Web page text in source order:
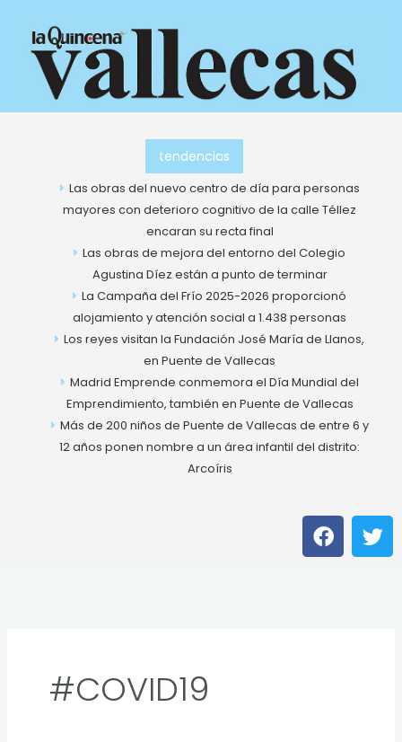
contenido
tendencias
Las obras del nuevo centro de día para personas
mayores con deterioro cognitivo de la calle Téllez
encaran su recta final
Las obras de mejora del entorno del Colegio
Agustina Díez están a punto de terminar
La Campaña del Frío 2025-2026 proporcionó
alojamiento y atención social a 1.438 personas
Los reyes visitan la Fundación José María de Llanos,
en Puente de Vallecas
Madrid Emprende conmemora el Día Mundial del
Emprendimiento, también en Puente de Vallecas
Más de 200 niños de Puente de Vallecas de entre 6 y
12 años ponen nombre a un área infantil del distrito:
Arcoíris
F
a
c
T
w
i
#COVID19